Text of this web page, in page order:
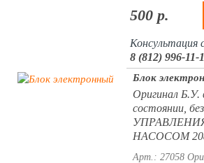
500 р.
Консультация
8 (812) 996-11-
Блок
Оригинал Б.У.
состоянии,
НАСОСОМ
Арт.: 27058